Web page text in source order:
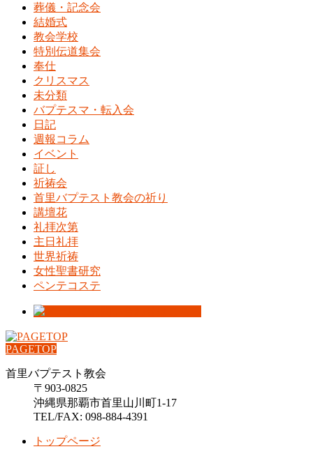
葬儀・記念会
結婚式
教会学校
特別伝道集会
奉仕
クリスマス
未分類
バプテスマ・転入会
日記
週報コラム
イベント
証し
祈祷会
首里バプテスト教会の祈り
講壇花
礼拝次第
主日礼拝
世界祈祷
女性聖書研究
ペンテコステ
PAGETOP
首里バプテスト教会
〒903-0825
沖縄県那覇市首里山川町1-17
TEL/FAX: 098-884-4391
トップページ